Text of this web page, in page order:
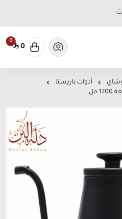
0
0
أدوات باريستا
مل